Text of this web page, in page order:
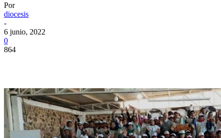
Por
diocesis
-
6 junio, 2022
0
864